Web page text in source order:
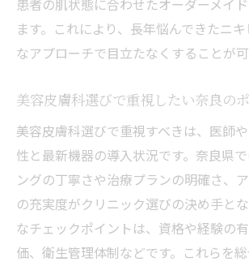
患者の肌状態に合わせたオーダーメイ
ます。これにより、長年悩んできたニ
なアプローチで目立たなくすることが可
美容皮膚科選びで重視したい奈良の
美容皮膚科選びで重視すべきは、医師
性と最新機器の導入状況です。奈良県
ングの丁寧さや治療プランの明確さ、
の充実度がクリニック選びの決め手と
なチェックポイントは、資格や経験の
価、衛生管理体制などです。これらを